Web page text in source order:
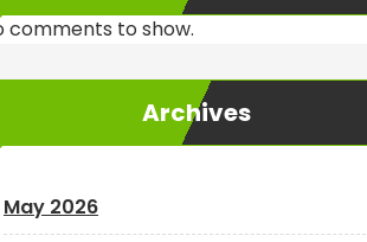
comments to show.
Archives
May 2026